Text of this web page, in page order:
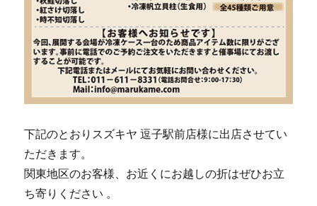
下記のとおりスズキヤ 逗子駅前店様に出店させてい
ただきます。
関東地区のお客様、お近くにお越しの折はぜひお立
ち寄りください 。